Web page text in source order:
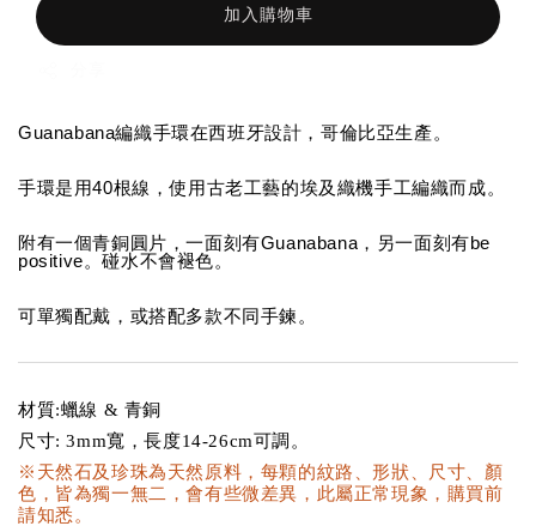
加入購物車
Guanabana編織手環在西班牙設計，哥倫比亞生產。
手環是用40根線，使用古老工藝的埃及織機手工編織而成。
附有一個青銅圓片，一面刻有Guanabana ，另一面刻有be
positive。碰水不會褪色。
可單獨配戴，或搭配多款不同手鍊 。
材質:蠟線 & 青銅
尺寸: 3mm寬，長度14-26cm可調。
※天然石及珍珠為天然原料，每顆的紋路、形狀、尺寸、顏
色，皆為獨一無二，會有些微差異，此屬正常現象，購買前
請知悉。